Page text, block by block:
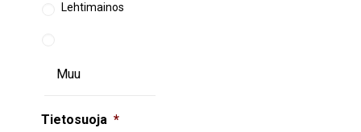
Lehtimainos
Tietosuoja *